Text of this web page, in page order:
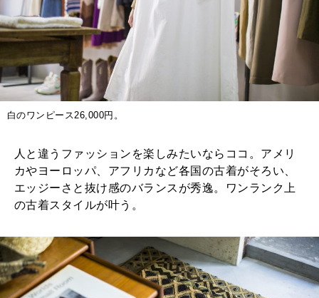
白のワンピース26,000円。
人と違うファッションを楽しみたいならココ。アメリ
カやヨーロッパ、アフリカなど各国の古着がそろい、
エッジーさと抜け感のバランスが秀逸。ワンランク上
の古着スタイルが叶う。